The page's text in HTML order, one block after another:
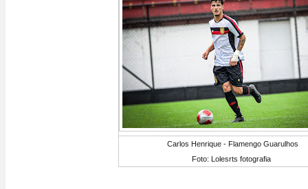
Carlos Henrique - Flamengo Guarulhos
Foto: Lolesrts fotografia